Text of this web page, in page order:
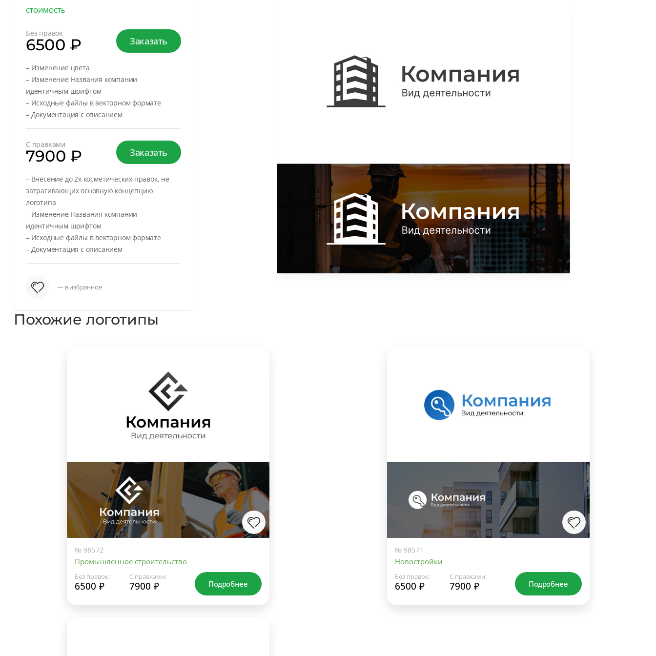
СТОИМОСТЬ
Без правок
6500 ₽ Заказать
– Изменение цвета
– Изменение Названия компании
идентичным шрифтом
– Исходные файлы в векторном формате
– Документация с описанием
С правками
7900 ₽ Заказать
– Внесение до 2х косметических правок, не
затрагивающих основную концепцию
логотипа
– Изменение Названия компании
идентичным шрифтом
– Исходные файлы в векторном формате
– Документация с описанием
— в избранное
Похожие логотипы
№ 98572
Промышленное строительство
Без правок:
6500 ₽
С правками:
7900 ₽ Подробнее
№ 98571
Новостройки
Без правок:
6500 ₽
С правками:
7900 ₽ Подробнее